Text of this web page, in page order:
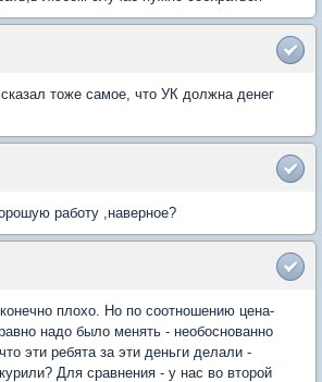
тоже самое, что УК должна денег
работу ,наверное?
плохо. Но по соотношению цена-
надо было менять - необоснованно
эти ребята за эти деньги делали -
Для сравнения - у нас во второй